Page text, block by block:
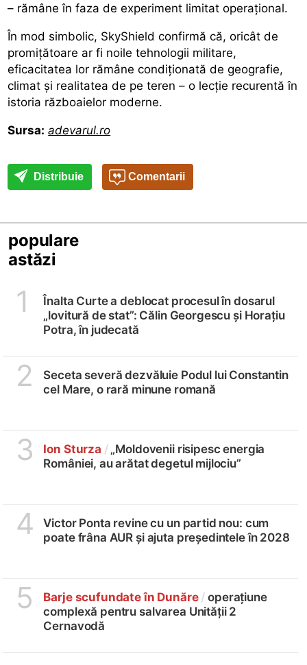
– rămâne în faza de experiment limitat operațional.
În mod simbolic, SkyShield confirmă că, oricât de
promițătoare ar fi noile tehnologii militare,
eficacitatea lor rămâne condiționată de geografie,
climat și realitatea de pe teren – o lecție recurentă în
istoria războaielor moderne.
Sursa: adevarul.ro
Distribuie Comentarii
populare
astăzi
1
Înalta Curte a deblocat procesul în dosarul
„lovitură de stat”: Călin Georgescu și Horațiu
Potra, în judecată
2
Seceta severă dezvăluie Podul lui Constantin
cel Mare, o rară minune romană
3 Ion Sturza /„Moldovenii risipesc energia
României, au arătat degetul mijlociu”
4
Victor Ponta revine cu un partid nou: cum
poate frâna AUR și ajuta președintele în 2028
5 Barje scufundate în Dunăre / operațiune
complexă pentru salvarea Unității 2
Cernavodă